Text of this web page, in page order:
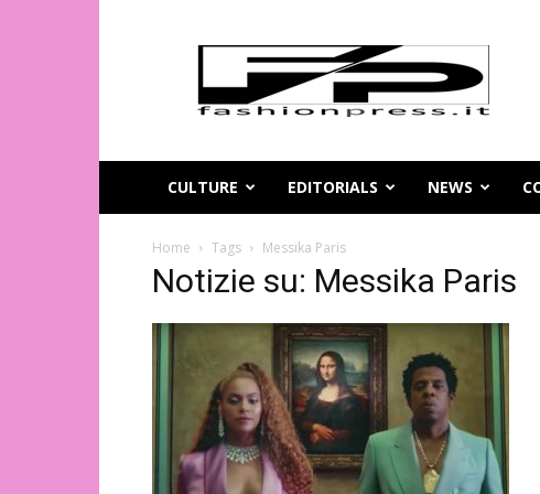
Magazine
moda
online
FashionPress.it
CULTURE
EDITORIALS NEWS
Home Tags Messika Paris
Notizie su: Messika Paris